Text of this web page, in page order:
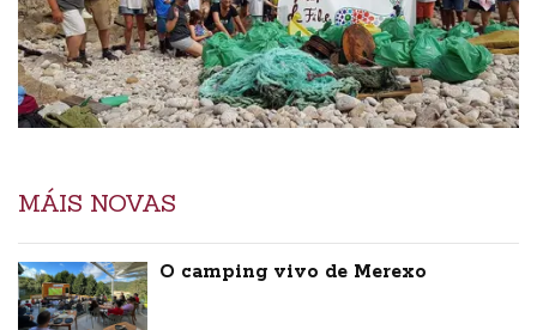
MÁIS NOVAS
O camping vivo de Merexo